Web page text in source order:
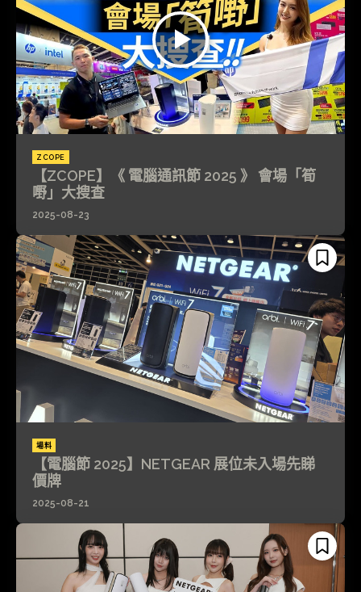
ZCOPE
【ZCOPE】《 電腦通訊節 2025 》 會場「筍
嘢」大搜查
2025-08-23
場料
【電腦節 2025】NETGEAR 展位未入場先睇
價牌
2025-08-21